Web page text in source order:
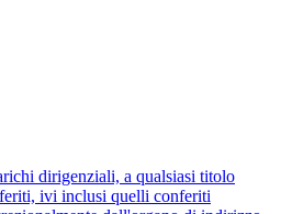
dirigenziali, a qualsiasi titolo
ivi inclusi quelli conferiti